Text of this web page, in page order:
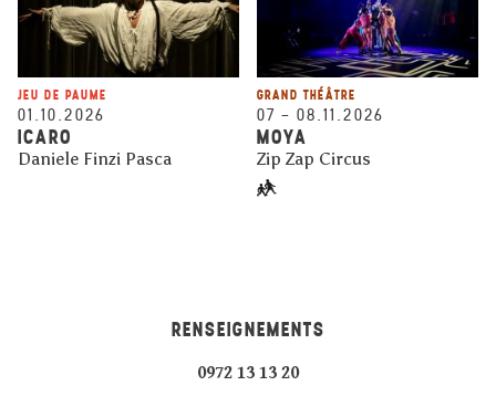
JEU DE PAUME
01.10.2026
ICARO
Daniele Finzi Pasca
GRAND THÉÂTRE
07 – 08.11.2026
MOYA
Zip Zap Circus
RENSEIGNEMENTS
0972 13 13 20